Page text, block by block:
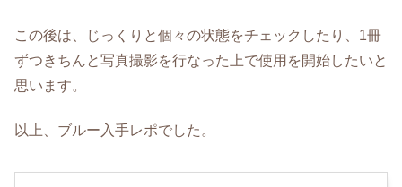
この後は、じっくりと個々の状態をチェックしたり、1冊
ずつきちんと写真撮影を行なった上で使用を開始したいと
思います。
以上、ブルー入手レポでした。